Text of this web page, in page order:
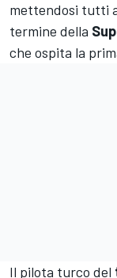
mettendosi tutti
termine della
che ospita la
Il pilota turco del